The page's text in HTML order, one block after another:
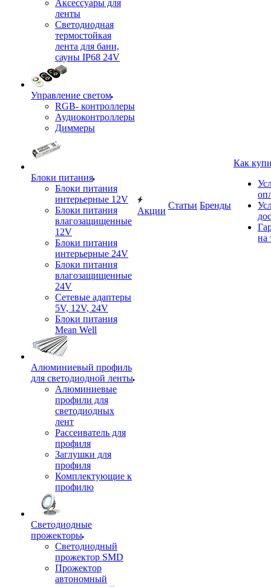
Аксессуары для
ленты
Светодиодная
термостойкая
лента для бани,
сауны IP68 24V
Управление светом
RGB- контроллеры
Аудиоконтроллеры
Диммеры
Блоки питания
Блоки питания
интерьерные 12V
Блоки питания
влагозащищенные
12V
Блоки питания
интерьерные 24V
Блоки питания
влагозащищенные
24V
Сетевые адаптеры
5V, 12V, 24V
Блоки питания
Mean Well
Алюминиевый профиль
для светодиодной ленты
Алюминиевые
профили для
светодиодных
лент
Рассеиватель для
профиля
Заглушки для
профиля
Комплектующие к
профилю
Светодиодные
прожекторы
Светодиодный
прожектор SMD
Прожектор
автономный
Акции
Статьи Бренды
Как
на